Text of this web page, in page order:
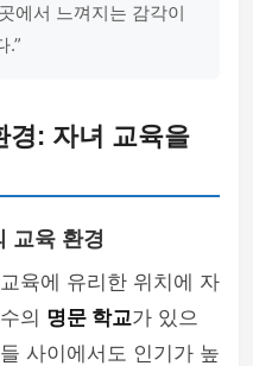
에서 느껴지는 감각이
.”
경: 자녀 교육을
교육 환경
육에 유리한 위치에 자
의 명문 학교가 있으
사이에서도 인기가 높